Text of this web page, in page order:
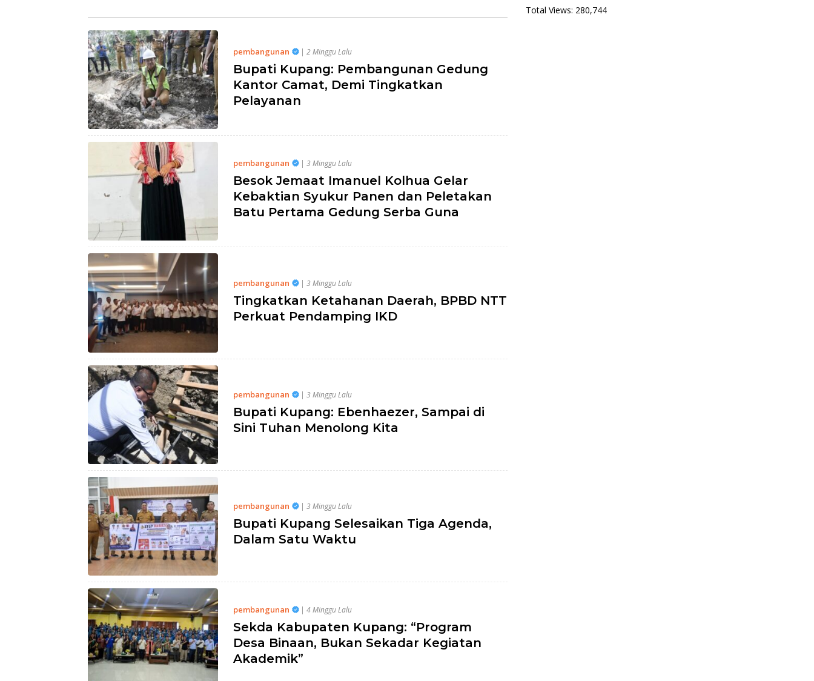
pembangunan | 2 Minggu Lalu
Bupati Kupang: Pembangunan Gedung
Kantor Camat, Demi Tingkatkan
Pelayanan
pembangunan | 3 Minggu Lalu
Besok Jemaat Imanuel Kolhua Gelar
Kebaktian Syukur Panen dan Peletakan
Batu Pertama Gedung Serba Guna
pembangunan | 3 Minggu Lalu
Tingkatkan Ketahanan Daerah, BPBD NTT
Perkuat Pendamping IKD
pembangunan | 3 Minggu Lalu
Bupati Kupang: Ebenhaezer, Sampai di
Sini Tuhan Menolong Kita
pembangunan | 3 Minggu Lalu
Bupati Kupang Selesaikan Tiga Agenda,
Dalam Satu Waktu
pembangunan | 4 Minggu Lalu
Sekda Kabupaten Kupang: “Program
Desa Binaan, Bukan Sekadar Kegiatan
Akademik”
Total Views: 280,744